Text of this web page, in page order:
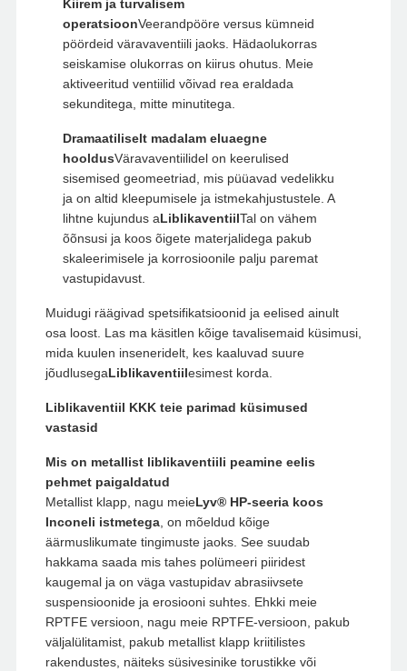
Kiirem ja turvalisem
operatsioonVeerandpööre versus kümneid
pöördeid väravaventiili jaoks. Hädaolukorras
seiskamise olukorras on kiirus ohutus. Meie
aktiveeritud ventiilid võivad rea eraldada
sekunditega, mitte minutitega.
Dramaatiliselt madalam eluaegne
hooldusVäravaventiilidel on keerulised
sisemised geomeetriad, mis püüavad vedelikku
ja on altid kleepumisele ja istmekahjustustele. A
lihtne kujundus aLiblikaventiilTal on vähem
õõnsusi ja koos õigete materjalidega pakub
skaleerimisele ja korrosioonile palju paremat
vastupidavust.
Muidugi räägivad spetsifikatsioonid ja eelised ainult
osa loost. Las ma käsitlen kõige tavalisemaid küsimusi,
mida kuulen inseneridelt, kes kaaluvad suure
jõudlusegaLiblikaventiilesimest korda.
Liblikaventiil KKK teie parimad küsimused
vastasid
Mis on metallist liblikaventiili peamine eelis
pehmet paigaldatud
Metallist klapp, nagu meieLyv® HP-seeria koos
Inconeli istmetega, on mõeldud kõige
äärmuslikumate tingimuste jaoks. See suudab
hakkama saada mis tahes polümeeri piiridest
kaugemal ja on väga vastupidav abrasiivsete
suspensioonide ja erosiooni suhtes. Ehkki meie
RPTFE versioon, nagu meie RPTFE-versioon, pakub
väljalülitamist, pakub metallist klapp kriitilistes
rakendustes, näiteks süsivesinike torustikke või